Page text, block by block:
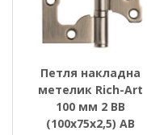
Петля накладна
метелик Rich-Art
100 мм 2 ВВ
(100х75х2,5) AB